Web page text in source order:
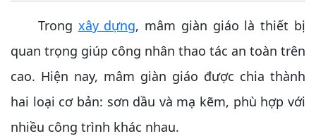
Trong xây dựng, mâm giàn giáo là thiết bị
quan trọng giúp công nhân thao tác an toàn trên
cao. Hiện nay, mâm giàn giáo được chia thành
hai loại cơ bản: sơn dầu và mạ kẽm, phù hợp với
nhiều công trình khác nhau.